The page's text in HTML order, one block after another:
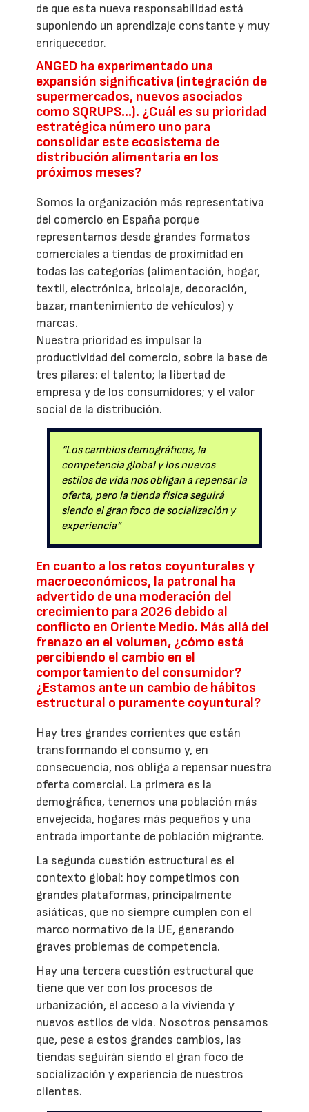
de que esta nueva responsabilidad está
suponiendo un aprendizaje constante y muy
enriquecedor.
ANGED ha experimentado una
expansión significativa (integración de
supermercados, nuevos asociados
como SQRUPS...). ¿Cuál es su prioridad
estratégica número uno para
consolidar este ecosistema de
distribución alimentaria en los
próximos meses?
Somos la organización más representativa
del comercio en España porque
representamos desde grandes formatos
comerciales a tiendas de proximidad en
todas las categorías (alimentación, hogar,
textil, electrónica, bricolaje, decoración,
bazar, mantenimiento de vehículos) y
marcas.
Nuestra prioridad es impulsar la
productividad del comercio, sobre la base de
tres pilares: el talento; la libertad de
empresa y de los consumidores; y el valor
social de la distribución.
“Los cambios demográficos, la
competencia global y los nuevos
estilos de vida nos obligan a repensar la
oferta, pero la tienda física seguirá
siendo el gran foco de socialización y
experiencia”
En cuanto a los retos coyunturales y
macroeconómicos, la patronal ha
advertido de una moderación del
crecimiento para 2026 debido al
conflicto en Oriente Medio. Más allá del
frenazo en el volumen, ¿cómo está
percibiendo el cambio en el
comportamiento del consumidor?
¿Estamos ante un cambio de hábitos
estructural o puramente coyuntural?
Hay tres grandes corrientes que están
transformando el consumo y, en
consecuencia, nos obliga a repensar nuestra
oferta comercial. La primera es la
demográfica, tenemos una población más
envejecida, hogares más pequeños y una
entrada importante de población migrante.
La segunda cuestión estructural es el
contexto global: hoy competimos con
grandes plataformas, principalmente
asiáticas, que no siempre cumplen con el
marco normativo de la UE, generando
graves problemas de competencia.
Hay una tercera cuestión estructural que
tiene que ver con los procesos de
urbanización, el acceso a la vivienda y
nuevos estilos de vida. Nosotros pensamos
que, pese a estos grandes cambios, las
tiendas seguirán siendo el gran foco de
socialización y experiencia de nuestros
clientes.